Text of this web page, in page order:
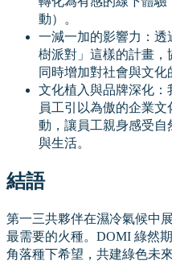
動）。
一減一加的影響力：透
樹派對」這樣的計畫，
同時增加對社會與文化
文化植入與品牌深化：
員工引以為傲的企業
動，讓員工親身感受
與生活。
結語
第一三共夥伴在濕冷氣候中
最需要的火種。DOMI 綠然
角落種下希望，共建綠色未來